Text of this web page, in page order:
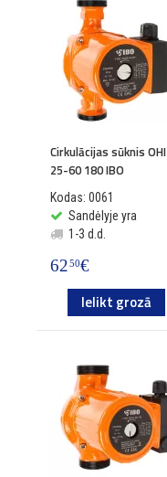
Cirkulācijas sūknis OHI
25-60 180 IBO
Kodas: 0061
Sandėlyje yra
1-3 d.d.
6250€
Ielikt grozā